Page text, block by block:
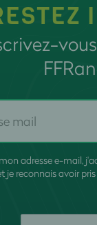
adresse e-mail,
je reconnais avoir